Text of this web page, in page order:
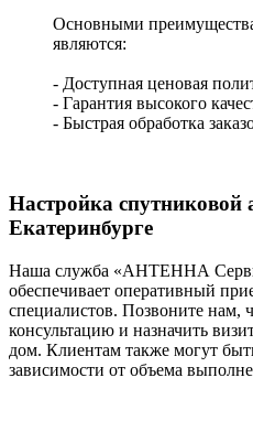
Основными
являются:
- Доступная ценовая
- Гарантия высокого
- Быстрая обработка
Настройка спутниковой
Екатеринбурге
Наша служба «АНТЕННА
обеспечивает оперативный
специалистов. Позвоните нам,
консультацию и назначить
дом. Клиентам также могут
зависимости от объема